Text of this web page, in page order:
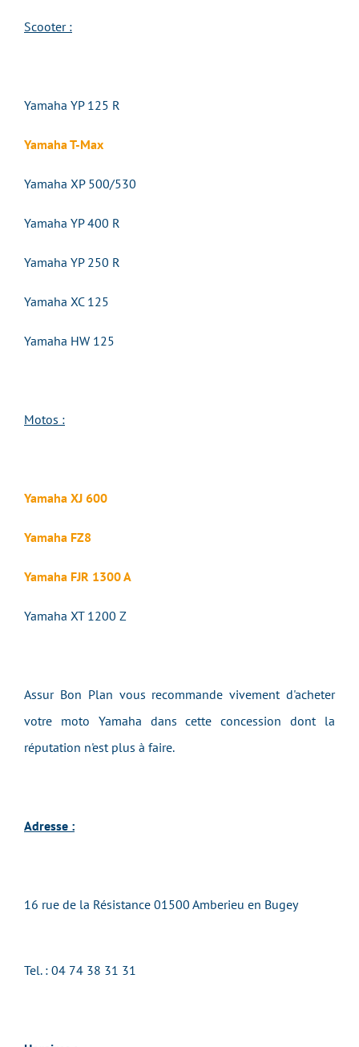
Scooter :
Yamaha YP 125 R
Yamaha T-Max
Yamaha XP 500/530
Yamaha YP 400 R
Yamaha YP 250 R
Yamaha XC 125
Yamaha HW 125
Motos :
Yamaha XJ 600
Yamaha FZ8
Yamaha FJR 1300 A
Yamaha XT 1200 Z
Assur Bon Plan vous recommande vivement d'acheter
votre moto Yamaha dans cette concession dont la
réputation n'est plus à faire.
Adresse :
16 rue de la Résistance 01500 Amberieu en Bugey
Tel. : 04 74 38 31 31